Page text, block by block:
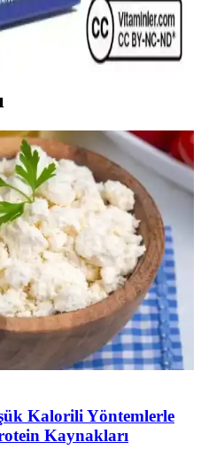
3 içeriğiyle kalp, beyin
güvenilir bir takviye ürünüdür.
sağlar.
Kalorili Yöntemlerle
Kaynakları